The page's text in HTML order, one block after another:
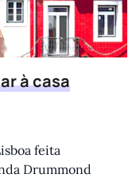
à casa
feita
Drummond